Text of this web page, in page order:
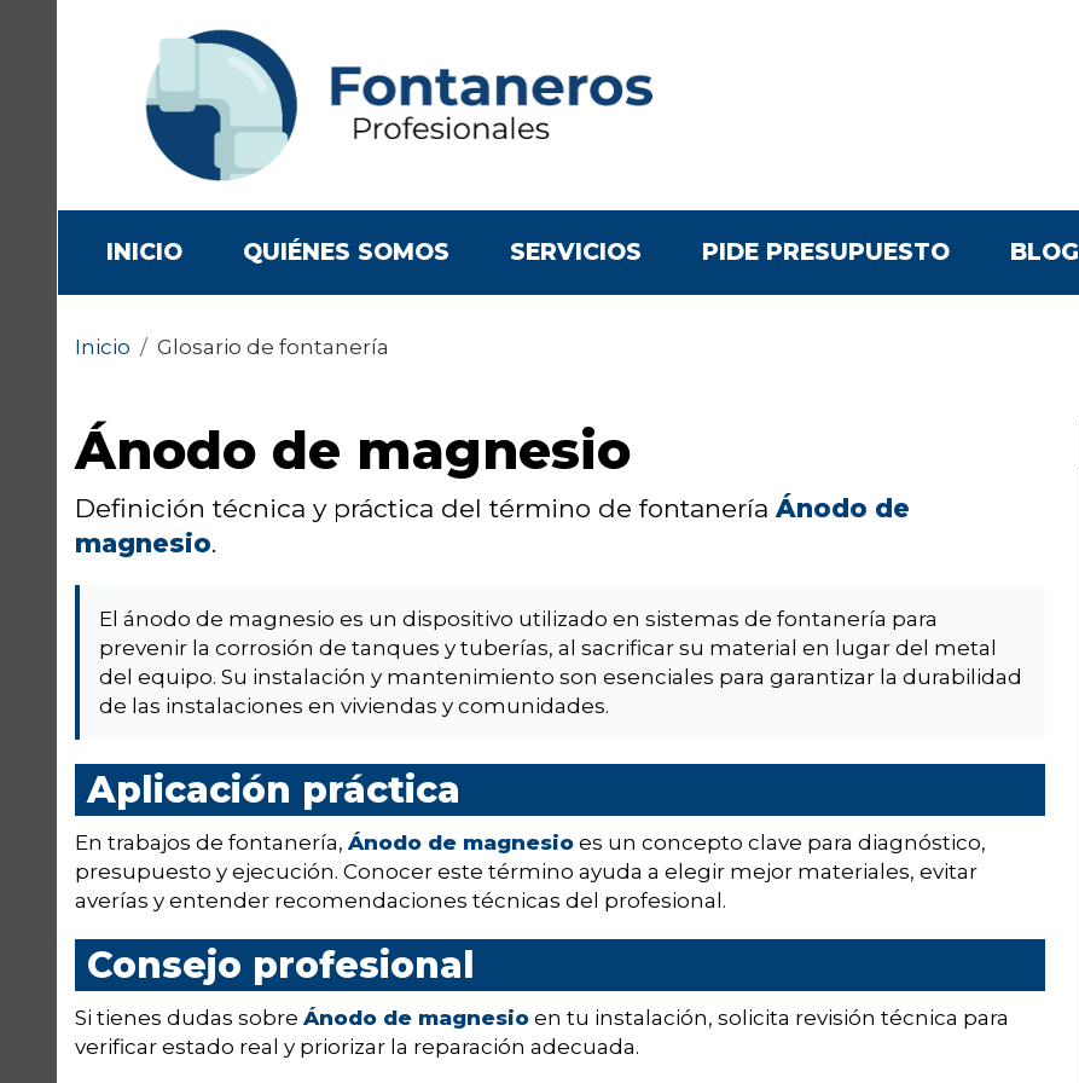
INICIO(CURRENT)
QUIÉNES SOMOS SERVICIOS PIDE PRESUPUESTO BLOG
Inicio / Glosario de fontanería
Ánodo de magnesio
Definición técnica y práctica del término de fontaneríaÁnodo de
magnesio.
El ánodo de magnesio es un dispositivo utilizado en sistemas de fontanería para
prevenir la corrosión de tanques y tuberías, al sacrificar su material en lugar del metal
del equipo. Su instalación y mantenimiento son esenciales para garantizar la durabilidad
de las instalaciones en viviendas y comunidades.
Aplicación práctica
En trabajos de fontanería, Ánodo de magnesio es un concepto clave para diagnóstico,
presupuesto y ejecución. Conocer este término ayuda a elegir mejor materiales, evitar
averías y entender recomendaciones técnicas del profesional.
Consejo profesional
Si tienes dudas sobre Ánodo de magnesio en tu instalación, solicita revisión técnica para
verificar estado real y priorizar la reparación adecuada.